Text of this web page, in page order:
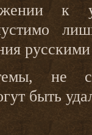
к
не
быть